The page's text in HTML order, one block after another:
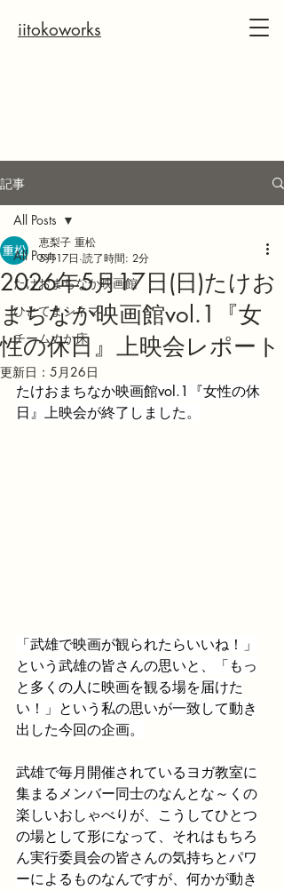
iitokoworks
記事
All Posts
たけおまちなか映画館
ひとてまシネマ
チームぬか床
All Posts
2026年5月17日(日)たけお
まちなか映画館vol.1『女
性の休日』上映会レポート
恵梨子 重松
5月17日 読了時間: 2分
更新日： 5月26日
たけおまちなか映画館vol.1『女性の休
日』上映会が終了しました。
「武雄で映画が観られたらいいね！」
という武雄の皆さんの思いと、「もっ
と多くの人に映画を観る場を届けた
い！」という私の思いが一致して動き
出した今回の企画。
武雄で毎月開催されているヨガ教室に
集まるメンバー同士のなんとな～くの
楽しいおしゃべりが、こうしてひとつ
の場として形になって、それはもちろ
ん実行委員会の皆さんの気持ちとパワ
ーによるものなんですが、何かが動き